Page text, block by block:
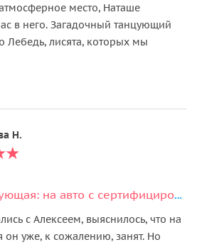
место, Наташе
в него. Загадочный танцующий
Лебедь, лисята, которых мы
Н.
Куршская коса чарующая: на авто с сертифицированным гидом
с Алексеем, выяснилось, что на
уже, к сожалению, занят. Но